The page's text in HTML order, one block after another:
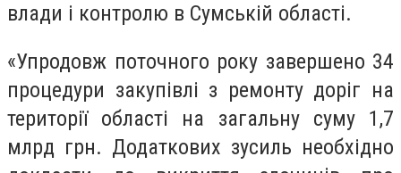
влади і контролю в Сумській області.
«Упродовж поточного року завершено 34
процедури закупівлі з ремонту доріг на
території області на загальну суму 1,7
млрд грн. Додаткових зусиль необхідно